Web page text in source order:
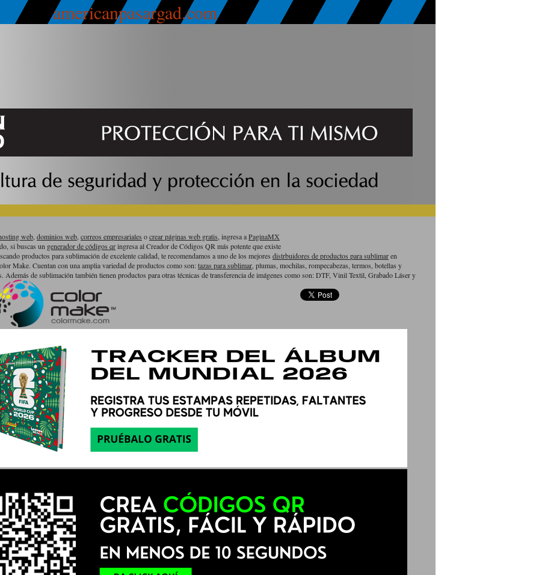
americanpasargad.com
web, dominios web, correos empresariales ocrear páginas web gratis, ingresa aPaginaMX
si buscas un generador de códigos qringresa al Creador de Códigos QR más potente que existe
productos para sublimación de excelente calidad, te recomendamos a uno de los mejores distrbuidores de productos para sublimaren
Make. Cuentan con una amplia variedad de productos como son:tazas para sublimar , plumas, mochilas, rompecabezas, termos, botellas y
Además de sublimación también tienen productos para otras técnicas de transferencia de imágenes como son: DTF, Vinil Textil, Grabado Láser y